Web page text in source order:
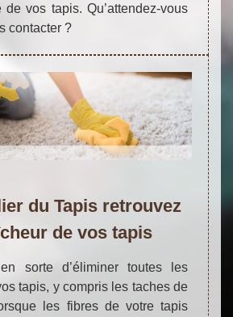
vos tapis. Qu’attendez-vous
contacter ?
du Tapis retrouvez
de vos tapis
sorte d’éliminer toutes les
tapis, y compris les taches de
les fibres de votre tapis